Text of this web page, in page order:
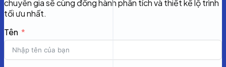
chuyên gia sẽ cùng đồng hành phân tích và thiết kế lộ trình
tối ưu nhất.
Tên